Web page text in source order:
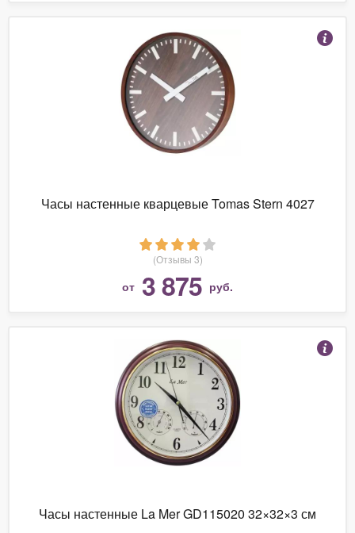
Часы настенные кварцевые Tomas Stern 4027
(Отзывы 3)
от 3 875 руб.
Часы настенные La Mer GD115020 32×32×3 см